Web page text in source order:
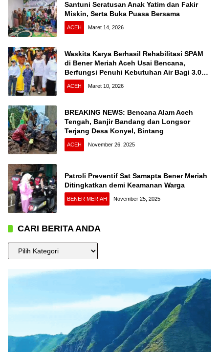
Santuni Seratusan Anak Yatim dan Fakir
Miskin, Serta Buka Puasa Bersama
ACEH Maret 14, 2026
Waskita Karya Berhasil Rehabilitasi SPAM
di Bener Meriah Aceh Usai Bencana,
Berfungsi Penuhi Kebutuhan Air Bagi 3.000
KK
ACEH Maret 10, 2026
BREAKING NEWS: Bencana Alam Aceh
Tengah, Banjir Bandang dan Longsor
Terjang Desa Konyel, Bintang
ACEH November 26, 2025
Patroli Preventif Sat Samapta Bener Meriah
Ditingkatkan demi Keamanan Warga
BENER MERIAH November 25, 2025
CARI BERITA ANDA
CARI
BERITA